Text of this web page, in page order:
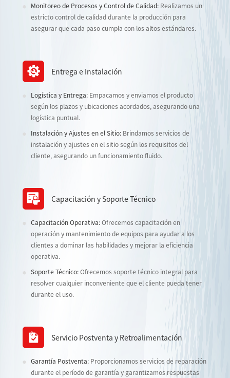
Monitoreo de Procesos y Control de Calidad: Realizamos un
estricto control de calidad durante la producción para
asegurar que cada paso cumpla con los altos estándares.
Entrega e Instalación
Logística y Entrega: Empacamos y enviamos el producto
según los plazos y ubicaciones acordados, asegurando una
logística puntual.
Instalación y Ajustes en el Sitio: Brindamos servicios de
instalación y ajustes en el sitio según los requisitos del
cliente, asegurando un funcionamiento fluido.
Capacitación y Soporte Técnico
Capacitación Operativa:Ofrecemos capacitación en
operación y mantenimiento de equipos para ayudar a los
clientes a dominar las habilidades y mejorar la eficiencia
operativa.
Soporte Técnico:Ofrecemos soporte técnico integral para
resolver cualquier inconveniente que el cliente pueda tener
durante el uso.
Servicio Postventa y Retroalimentación
Garantía Postventa: Proporcionamos servicios de reparación
durante el período de garantía y garantizamos respuestas